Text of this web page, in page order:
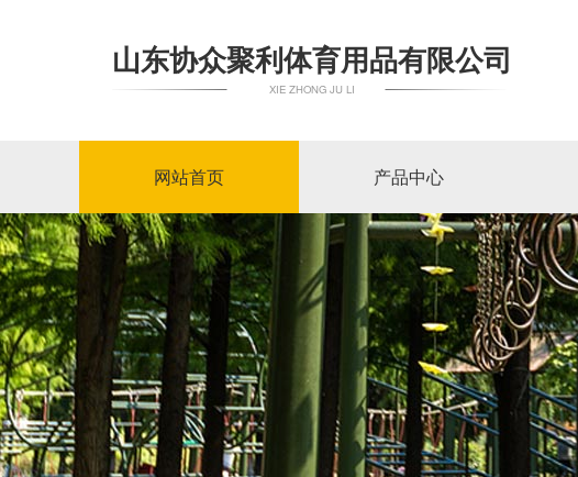
山东协众聚利体育用品有限公司
XIE ZHONG JU LI
网站首页 产品中心